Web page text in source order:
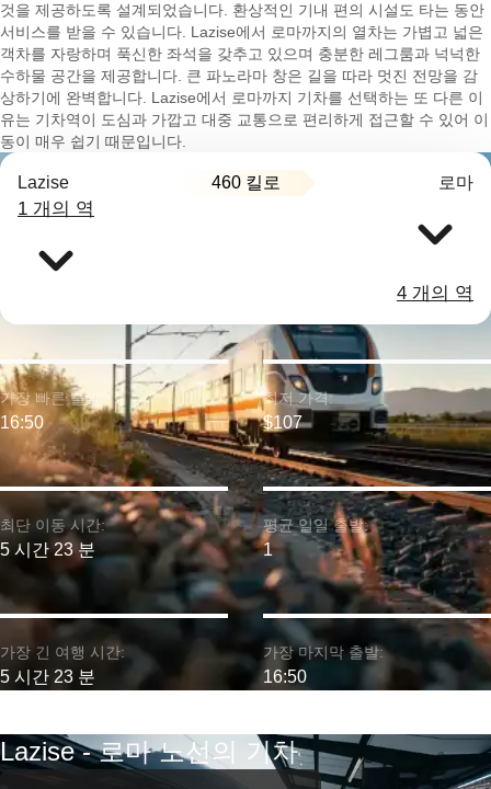
것을 제공하도록 설계되었습니다. 환상적인 기내 편의 시설도 타는 동안
서비스를 받을 수 있습니다. Lazise에서 로마까지의 열차는 가볍고 넓은
객차를 자랑하며 푹신한 좌석을 갖추고 있으며 충분한 레그룸과 넉넉한
수하물 공간을 제공합니다. 큰 파노라마 창은 길을 따라 멋진 전망을 감
상하기에 완벽합니다. Lazise에서 로마까지 기차를 선택하는 또 다른 이
유는 기차역이 도심과 가깝고 대중 교통으로 편리하게 접근할 수 있어 이
동이 매우 쉽기 때문입니다.
Lazise 460 킬로 로마
1 개의 역
4 개의 역
최단 이동 시간:
5 시간 23 분
가장 빠른 출발:
16:50
가장 긴 여행 시간:
5 시간 23 분
최저 가격:
$107
평균 일일 출발:
1
가장 마지막 출발:
16:50
Lazise - 로마 노선의 기차